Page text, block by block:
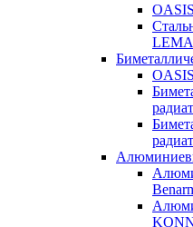
OASIS
OASIS